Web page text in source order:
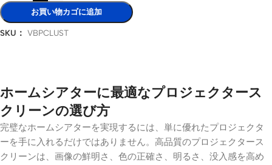
お買い物カゴに追加
SKU： VBPCLUST
ホームシアターに最適なプロジェクタース
クリーンの選び方
完璧なホームシアターを実現するには、単に優れたプロジェクタ
ーを手に入れるだけではありません。高品質のプロジェクタース
クリーンは、画像の鮮明さ、色の正確さ、明るさ、没入感を高め